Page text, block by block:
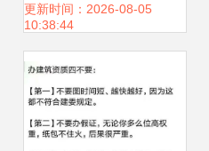
计
更新时间：2026-08-05
10:38:44